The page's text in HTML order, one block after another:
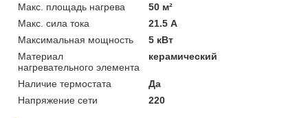
Макс. площадь нагрева
50 м²
Макс. сила тока
21.5 А
Максимальная мощность
5 кВт
Материал
нагревательного элемента
керамический
Наличие термостата
Да
Напряжение сети
220